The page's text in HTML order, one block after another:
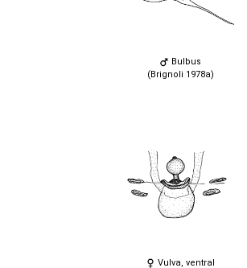
Bulbus
(Brignoli 1978a)
Vulva, ventral